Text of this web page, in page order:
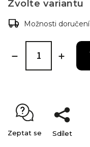
Zvolte variantu
Možnosti doručení
Zeptat se Sdílet